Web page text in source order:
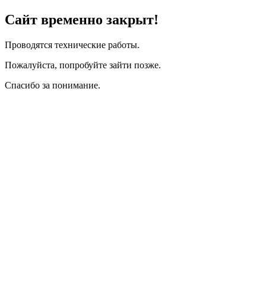
Сайт временно закрыт!
Проводятся технические работы.
Пожалуйста, попробуйте зайти позже.
Спасибо за понимание.